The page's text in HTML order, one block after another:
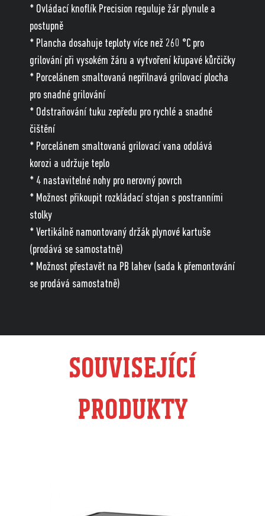
* Ovládací knoflík Precision reguluje žár plynule a
postupně
* Plancha dosahuje teploty více než 260 °C pro
grilování při vysokém žáru a vytvoření křupavé kůrčičky
* Porcelánem smaltovaná nepřilnavá grilovací plocha
pro snadné grilování
* Odstraňování tuku zepředu pro rychlé a snadné
čištění
* Porcelánem smaltovaná grilovací vana odolává
korozi a udržuje teplo
* 4 nastavitelné nohy pro nerovný povrch
* Možnost přikoupit rozkládací stojan s postranními
stolky
* Vertikálně namontovaný držák plynové kartuše
(prodává se samostatně)
* Možnost přestavět na PB lahev (sada k přemontování
se prodává samostatně)
SOUVISEJÍCÍ
PRODUKTY